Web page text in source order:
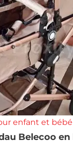
enfant et bébé
Belecoo